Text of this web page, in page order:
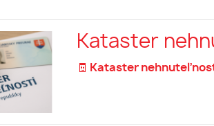
Kataster
🧾 Kataster